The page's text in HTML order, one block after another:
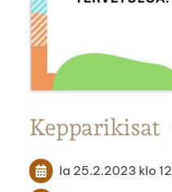
Kepparikisat
la 25.2.2023 klo 12